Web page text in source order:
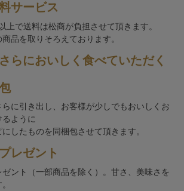
サービス
上で送料は松商が負担させて頂きます。
品を取りそろえております。
らにおいしく食べていただく
に引き出し、お客様が少しでもおいしくお
ように
したものを同梱包させて頂きます。
レゼント
ゼント（一部商品を除く）。甘さ、美味さを